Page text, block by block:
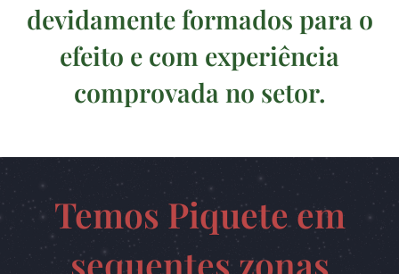
devidamente formados para o
efeito e com experiência
comprovada no setor.
Temos Piquete em
sequentes zonas